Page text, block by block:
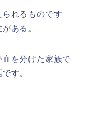
れるものです
ある。
を分けた家族で
す。